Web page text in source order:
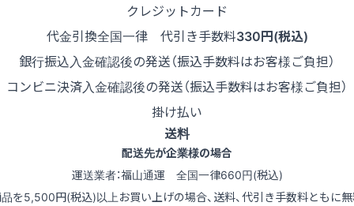
クレジットカード
代金引換全国一律 代引き手数料330円(税込)
銀行振込入金確認後の発送（振込手数料はお客様ご負担）
コンビニ決済入金確認後の発送（振込手数料はお客様ご負担）
掛け払い
送料
配送先が企業様の場合
運送業者：福山通運 全国一律660円(税込)
品を5,500円(税込)以上お買い上げの場合、送料、代引き手数料ともに無